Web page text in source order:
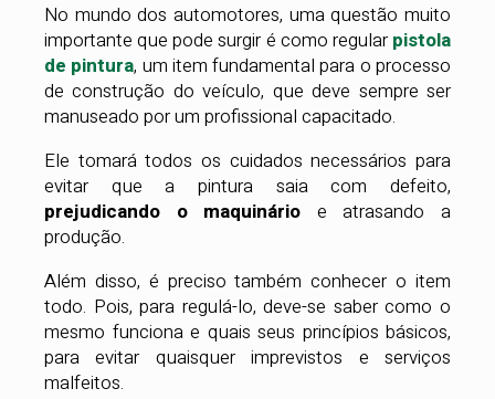
No mundo dos automotores, uma questão muito
importante que pode surgir é como regular pistola
de pintura, um item fundamental para o processo
de construção do veículo, que deve sempre ser
manuseado por um profissional capacitado.
Ele tomará todos os cuidados necessários para
evitar que a pintura saia com defeito,
prejudicando o maquinário e atrasando a
produção.
Além disso, é preciso também conhecer o item
todo. Pois, para regulá-lo, deve-se saber como o
mesmo funciona e quais seus princípios básicos,
para evitar quaisquer imprevistos e serviços
malfeitos.